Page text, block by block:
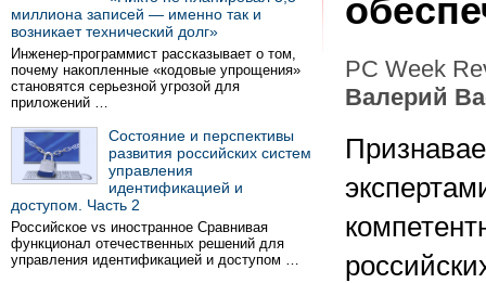
миллиона записей — именно так и
возникает технический долг»
Инженер-программист рассказывает о том,
почему накопленные «кодовые упрощения»
становятся серьезной угрозой для
приложений …
Состояние и перспективы
развития российских систем
управления
идентификацией и
доступом. Часть 2
Российское vs иностранное Сравнивая
функционал отечественных решений для
управления идентификацией и доступом …
PC Week
Валерий